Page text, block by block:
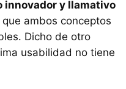
innovador y llamativo
ambos conceptos
Dicho de otro
usabilidad no tiene